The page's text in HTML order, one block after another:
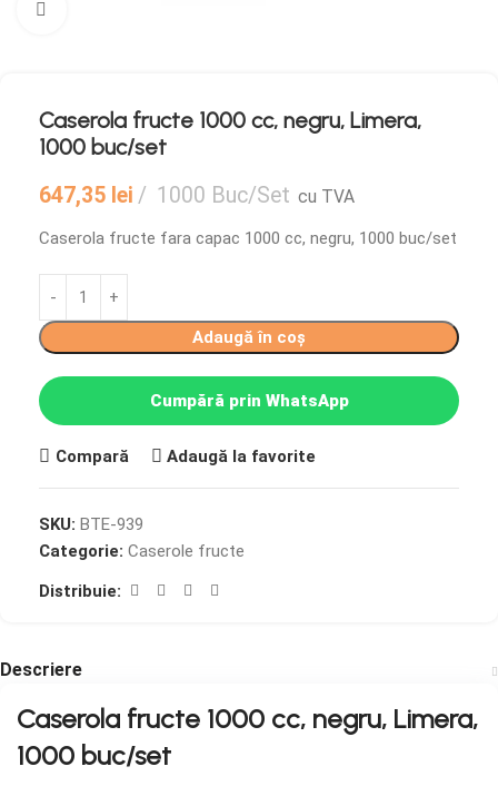
Caserola fructe 1000 cc, negru, Limera,
1000 buc/set
647,35 lei 1000 Buc/Set cu TVA
Caserola fructe fara capac 1000 cc, negru, 1000 buc/set
Adaugă în coș
Cumpără prin WhatsApp
Compară Adaugă la favorite
SKU: BTE-939
Categorie: Caserole fructe
Distribuie:
Descriere
Caserola fructe 1000 cc, negru, Limera,
1000 buc/set